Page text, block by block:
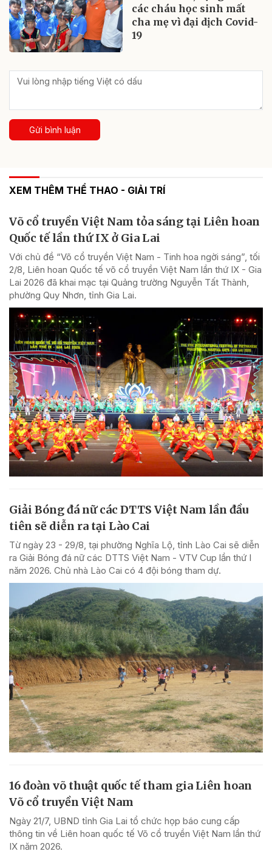
các cháu học sinh mất
cha mẹ vì đại dịch Covid-
19
Gửi bình luận
XEM THÊM THỂ THAO - GIẢI TRÍ
Võ cổ truyền Việt Nam tỏa sáng tại Liên hoan
Quốc tế lần thứ IX ở Gia Lai
Với chủ đề “Võ cổ truyền Việt Nam - Tinh hoa ngời sáng”, tối
2/8, Liên hoan Quốc tế võ cổ truyền Việt Nam lần thứ IX - Gia
Lai 2026 đã khai mạc tại Quảng trường Nguyễn Tất Thành,
phường Quy Nhơn, tỉnh Gia Lai.
Giải Bóng đá nữ các DTTS Việt Nam lần đầu
tiên sẽ diễn ra tại Lào Cai
Từ ngày 23 - 29/8, tại phường Nghĩa Lộ, tỉnh Lào Cai sẽ diễn
ra Giải Bóng đá nữ các DTTS Việt Nam - VTV Cup lần thứ I
năm 2026. Chủ nhà Lào Cai có 4 đội bóng tham dự.
16 đoàn võ thuật quốc tế tham gia Liên hoan
Võ cổ truyền Việt Nam
Ngày 21/7, UBND tỉnh Gia Lai tổ chức họp báo cung cấp
thông tin về Liên hoan quốc tế Võ cổ truyền Việt Nam lần thứ
IX năm 2026.